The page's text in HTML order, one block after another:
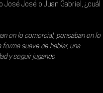
José o Juan Gabriel, ¿cuál
en lo comercial, pensaban en lo
suave de hablar, una
y seguir jugando.